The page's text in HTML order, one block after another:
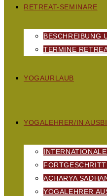
RETREAT-SEMINARE
BESCHREIBUNG
TERMINE
YOGAURLAUB
YOGALEHRER/IN
ACHARYA
YOGALEHRER